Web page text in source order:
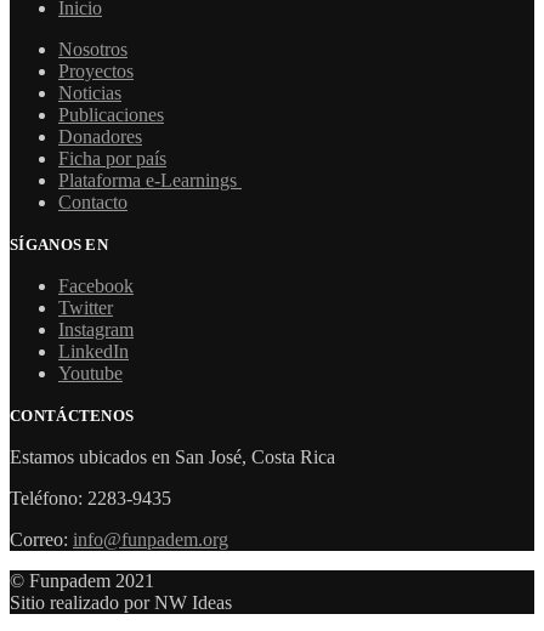
Inicio
Nosotros
Proyectos
Noticias
Publicaciones
Donadores
Ficha por país
Plataforma e-Learnings
Contacto
SÍGANOS EN
Facebook
Twitter
Instagram
LinkedIn
Youtube
CONTÁCTENOS
Estamos ubicados en San José, Costa Rica
Teléfono: 2283-9435
Correo: info@funpadem.org
© Funpadem 2021
Sitio realizado por NW Ideas